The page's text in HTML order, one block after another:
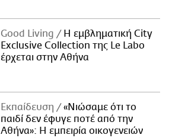
Good Living
Η εμβληματική City
Exclusive Collection της Le Labo
έρχεται στην Αθήνα
Εκπαίδευση
«Νιώσαμε ότι το
παιδί δεν έφυγε ποτέ από την
Αθήνα»: Η εμπειρία οικογενειών